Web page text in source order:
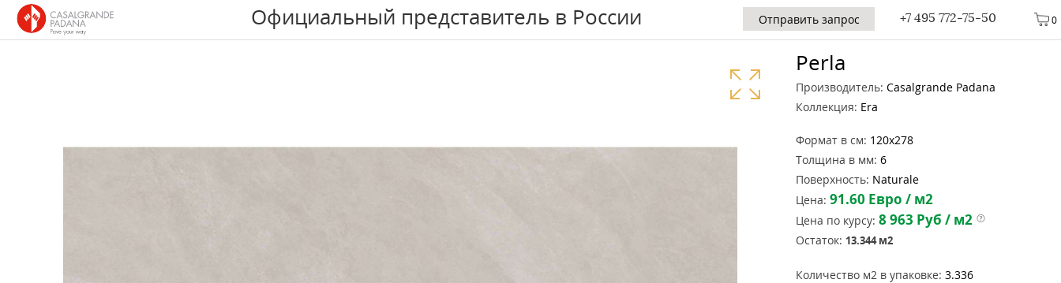
0
Официальный представитель в России +7 495 772-75-50
Отправить запрос
Perla
Производитель: Casalgrande Padana
Коллекция: Era
Формат в см: 120x278
Толщина в мм: 6
Поверхность: Naturale
Цена: 91.60 Евро / м2
Цена по курсу: 8 963 Руб / м2
Остаток: 13.344м2
Количество м2 в упаковке: 3.336